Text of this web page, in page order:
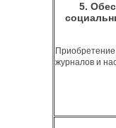
5.
Приобретение
журналов и